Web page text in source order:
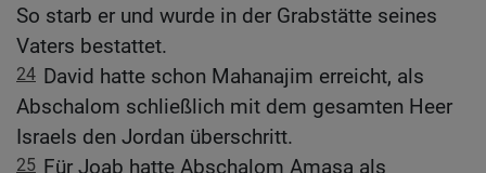
So starb er und wurde in der Grabstätte seines
Vaters bestattet.
24 David hatte schon Mahanajim erreicht, als
Abschalom schließlich mit dem gesamten Heer
Israels den Jordan überschritt.
25 Für Joab hatte Abschalom Amasa als